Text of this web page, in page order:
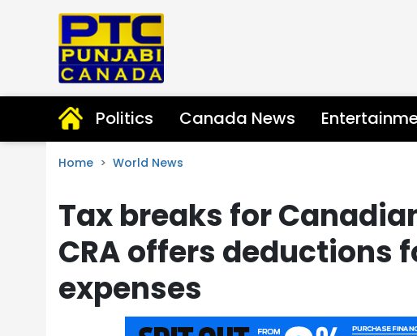
Politics Canada News
Home World News
Tax breaks for
CRA offers deductions
expenses